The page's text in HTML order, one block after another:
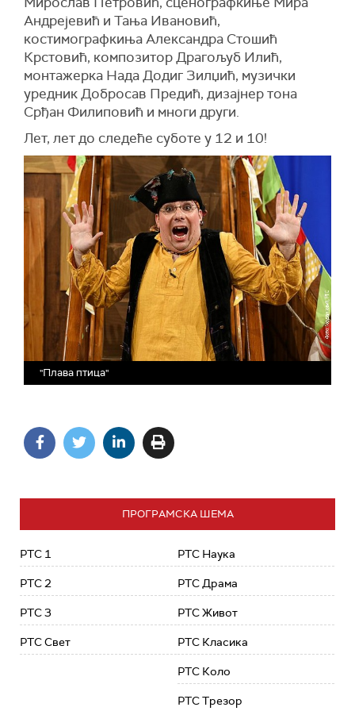
Андрејевић и Тања Ивановић,
костимографкиња Александра Стошић
Крстовић, композитор Драгољуб Илић,
монтажерка Нада Додиг Зилџић, музички
уредник Добросав Предић, дизајнер тона
Срђан Филиповић и многи други.
Лет, лет до следеће суботе у 12 и 10!
"Плава птица"
ПРОГРАМСКА ШЕМА
РТС 1
РТС 2
РТС 3
РТС Свет
РТС Наука
РТС Драма
РТС Живот
РТС Класика
РТС Коло
РТС Трезор